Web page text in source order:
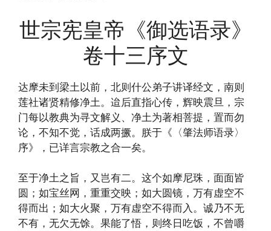
世宗宪皇帝《御选语录》
卷十三序文
达摩未到梁土以前，北则什公弟子讲译经文，南则
莲社诸贤精修净土。迨后直指心传，辉映震旦，宗
门每以教典为寻文解义、净土为著相菩提，置而勿
论，不知不觉，话成两撅。朕于《〈肇法师语录〉
序》，已详言宗教之合一矣。
至于净土之旨，又岂有二。这个如摩尼珠，面面皆
圆；如宝丝网，重重交映；如大圆镜，万有虚空不
得而出；如大火聚，万有虚空不得而入。诚乃不无
不有，无欠无馀。果能了悟，则终日吃饭，不曾嚼